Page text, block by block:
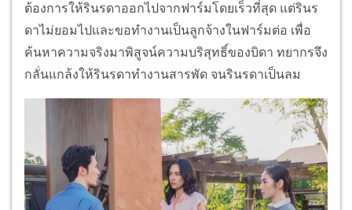
ต้องการให้รินรดาออกไปจากฟาร์มโดยเร็วที่สุด แต่รินร
ดาไม่ยอมไปและขอทำงานเป็นลูกจ้างในฟาร์มต่อ เพื่อ
ค้นหาความจริงมาพิสูจน์ความบริสุทธิ์ของบิดา ทยากรจึง
กลั่นแกล้งให้รินรดาทำงานสารพัด จนรินรดาเป็นลม